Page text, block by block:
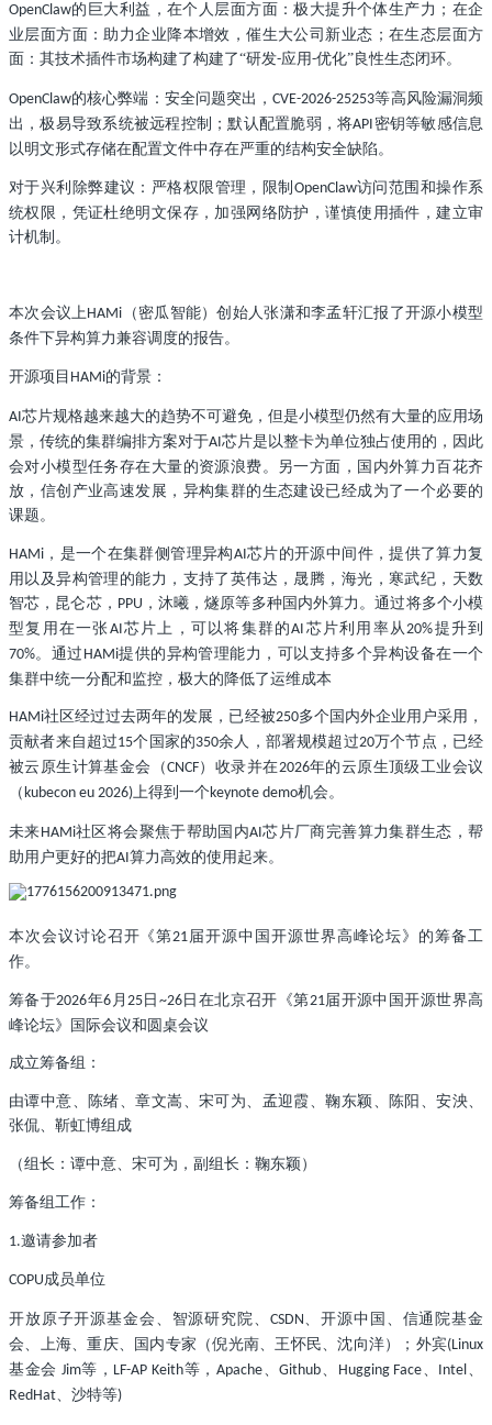
OpenClaw的巨大利益，在个人层面方面：极大提升个体生产力；在企
业层面方面：助力企业降本增效，催生大公司新业态；在生态层面方
面：其技术插件市场构建了构建了“研发-应用-优化”良性生态闭环。
OpenClaw的核心弊端：安全问题突出，CVE-2026-25253等高风险漏洞频
出，极易导致系统被远程控制；默认配置脆弱，将API 密钥等敏感信息
以明文形式存储在配置文件中存在严重的结构安全缺陷。
对于兴利除弊建议：严格权限管理，限制 OpenClaw访问范围和操作系
统权限，凭证杜绝明文保存，加强网络防护，谨慎使用插件，建立审
计机制。
本次会议上HAMi （密瓜智能）创始人张潇和李孟轩汇报了开源小模型
条件下异构算力兼容调度的报告。
开源项目 HAMi的背景：
AI 芯片规格越来越大的趋势不可避免，但是小模型仍然有大量的应用场
景，传统的集群编排方案对于AI 芯片是以整卡为单位独占使用的，因此
会对小模型任务存在大量的资源浪费。另一方面，国内外算力百花齐
放，信创产业高速发展，异构集群的生态建设已经成为了一个必要的
课题。
HAMi ，是一个在集群侧管理异构AI芯片的开源中间件，提供了算力复
用以及异构管理的能力，支持了英伟达，晟腾，海光，寒武纪，天数
智芯，昆仑芯， PPU ，沐曦，燧原等多种国内外算力。通过将多个小模
型复用在一张AI芯片上，可以将集群的AI 芯片利用率从 20%提升到
70%。通过 HAMi提供的异构管理能力，可以支持多个异构设备在一个
集群中统一分配和监控，极大的降低了运维成本
HAMi社区经过过去两年的发展，已经被250多个国内外企业用户采用，
贡献者来自超过15个国家的350余人，部署规模超过20万个节点，已经
被云原生计算基金会（CNCF）收录并在2026年的云原生顶级工业会议
（kubecon eu 2026)上得到一个keynote demo机会。
未来HAMi社区将会聚焦于帮助国内AI芯片厂商完善算力集群生态，帮
助用户更好的把AI算力高效的使用起来。
本次会议讨论召开《第21 届开源中国开源世界高峰论坛》的筹备工
作。
筹备于2026年6 月 25日 ~26日在北京召开《第21届开源中国开源世界高
峰论坛》国际会议和圆桌会议
成立筹备组：
由谭中意、陈绪、章文嵩、宋可为、孟迎霞、鞠东颖、陈阳、安泱、
张侃、靳虹博组成
（组长：谭中意、宋可为，副组长：鞠东颖）
筹备组工作：
1.邀请参加者
COPU成员单位
开放原子开源基金会、智源研究院、 CSDN、开源中国、信通院基金
会、上海、重庆、国内专家（倪光南、王怀民、沈向洋）；外宾(Linux
基金会 Jim等， LF-AP Keith等， Apache、Github、 Hugging Face、 Intel、
RedHat、沙特等)